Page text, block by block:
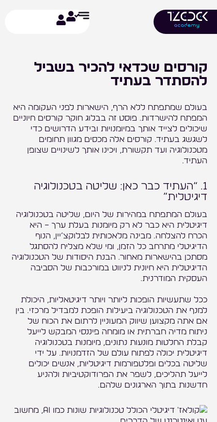
דילוג
לתוכן
קורסים שכדאי להכיר בשביל
להסתדר בעתיד
בעולם שמתפתח ללא הרף, הישארות לפני העקומה היא
המפתח להישרדות. פוסט זה בבלוג חוקר קורסים חיוניים
שיכולים לצייד אותך במיומנויות ובידע הדרושים כדי
לשגשג בעתיד. קורסים אלה מכסים מגוון תחומים
מטכנולוגיה ועד תקשורת, ויכינו אותך לשינויים שצופן
העתיד.
1. “העתיד כבר כאן: שליטה בטכנולוגיה
דיגיטלית”
בעולם המתפתח במהירות של היום, שליטה בטכנולוגיה
דיגיטלית היא כבר לא רק מיומנות בעלת ערך – היא
הכרח להצלחה. מבינה מלאכותית לבלוקצ’יין, הנוף
הדיגיטלי מתרחב כל הזמן, ומי שלא מצליח להסתגל
מסתכן בהישארות מאחור. הבנת היסודות של הטכנולוגיה
הדיגיטלית היא חיונית לניווט במורכבות של הסביבה
העסקית המודרנית.
ככל שתעשיות הופכות ליותר ויותר דיגיטאליות, היכולת
למנף את הטכנולוגיה ביעילות הופכת למבדיל מרכזי. בין
אם אתה מקצוען שיווק המעוניין לרתום את הכוח של
ניתוח מדיה חברתית או מומחה פיננסי המבקש לייעל
קבלת החלטות מונעות נתונים, מיומנות בטכנולוגיה
דיגיטלית יכולה לפתוח עולם של הזדמנויות. על ידי
שליטה בכלים ופלטפורמות דיגיטליות, אנשים יכולים
לייעל תהליכים, לשפר את הפרודוקטיביות ולהניע
חדשנות בתוך הארגונים שלהם.